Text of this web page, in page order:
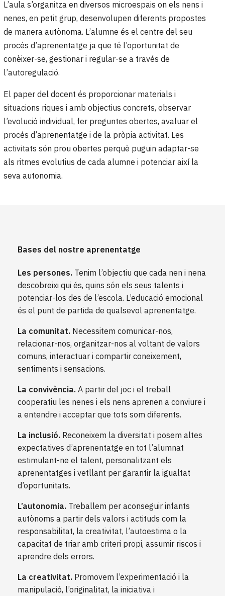
L’aula s’organitza en diversos microespais on els nens i
nenes, en petit grup, desenvolupen diferents propostes
de manera autònoma. L’alumne és el centre del seu
procés d’aprenentatge ja que té l’oportunitat de
conèixer-se, gestionar i regular-se a través de
l’autoregulació.
El paper del docent és proporcionar materials i
situacions riques i amb objectius concrets, observar
l’evolució individual, fer preguntes obertes, avaluar el
procés d’aprenentatge i de la pròpia activitat. Les
activitats són prou obertes perquè puguin adaptar-se
als ritmes evolutius de cada alumne i potenciar així la
seva autonomia.
Bases del nostre aprenentatge
Les persones. Tenim l’objectiu que cada nen i nena
descobreixi qui és, quins són els seus talents i
potenciar-los des de l’escola. L’educació emocional
és el punt de partida de qualsevol aprenentatge.
La comunitat. Necessitem comunicar-nos,
relacionar-nos, organitzar-nos al voltant de valors
comuns, interactuar i compartir coneixement,
sentiments i sensacions.
La convivència. A partir del joc i el treball
cooperatiu les nenes i els nens aprenen a conviure i
a entendre i acceptar que tots som diferents.
La inclusió. Reconeixem la diversitat i posem altes
expectatives d’aprenentatge en tot l’alumnat
estimulant-ne el talent, personalitzant els
aprenentatges i vetllant per garantir la igualtat
d’oportunitats.
L’autonomia. Treballem per aconseguir infants
autònoms a partir dels valors i actituds com la
responsabilitat, la creativitat, l’autoestima o la
capacitat de triar amb criteri propi, assumir riscos i
aprendre dels errors.
La creativitat. Promovem l’experimentació i la
manipulació, l’originalitat, la iniciativa i